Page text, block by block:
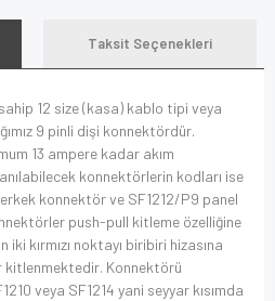
Taksit Seçenekleri
12 size (kasa) kablo tipi veya
9 pinli dişi konnektördür.
13 ampere kadar akım
konnektörlerin kodları ise
konnektör ve SF1212/P9 panel
push-pull kitleme özelliğine
kırmızı noktayı biribiri hizasına
Konnektörü
veya SF1214 yani seyyar kısımda